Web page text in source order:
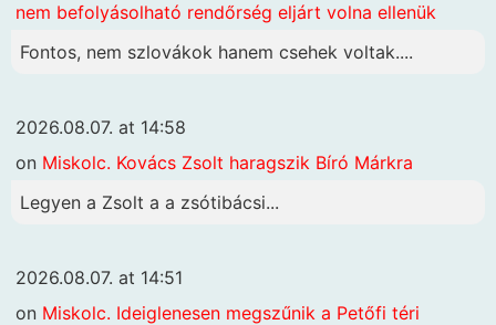
nem befolyásolható rendőrség eljárt volna ellenük
Fontos, nem szlovákok hanem csehek voltak....
2026.08.07. at 14:58
on Miskolc. Kovács Zsolt haragszik Bíró Márkra
Legyen a Zsolt a a zsótibácsi...
2026.08.07. at 14:51
on Miskolc. Ideiglenesen megszűnik a Petőfi téri